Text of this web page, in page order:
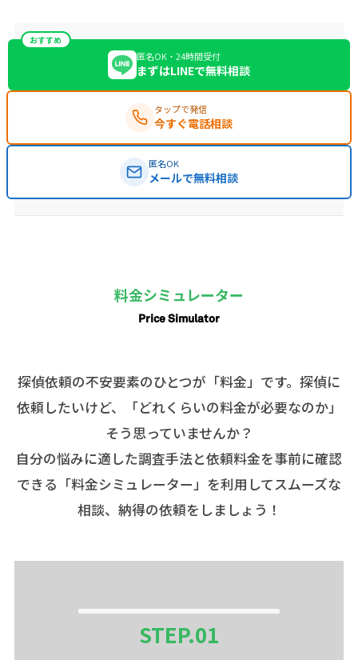
おすすめ
匿名OK・24時間受付
まずはLINEで無料相談
タップで発信
今すぐ電話相談
匿名OK
メールで無料相談
料金シミュレーター
Price Simulator
探偵依頼の不安要素のひとつが「料金」です。探偵に
依頼したいけど、「どれくらいの料金が必要なのか」
そう思っていませんか？
自分の悩みに適した調査手法と依頼料金を事前に確認
できる「料金シミュレーター」を利用してスムーズな
相談、納得の依頼をしましょう！
STEP.01